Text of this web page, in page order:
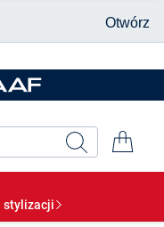
stylizacji
Otwórz